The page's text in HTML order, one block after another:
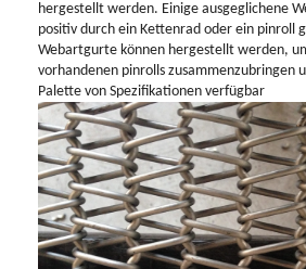
hergestellt werden. Einige ausgeglichene
positiv durch ein Kettenrad oder ein pinroll
Webartgurte können hergestellt werden,
vorhandenen pinrolls zusammenzubringen
Palette von Spezifikationen verfügbar